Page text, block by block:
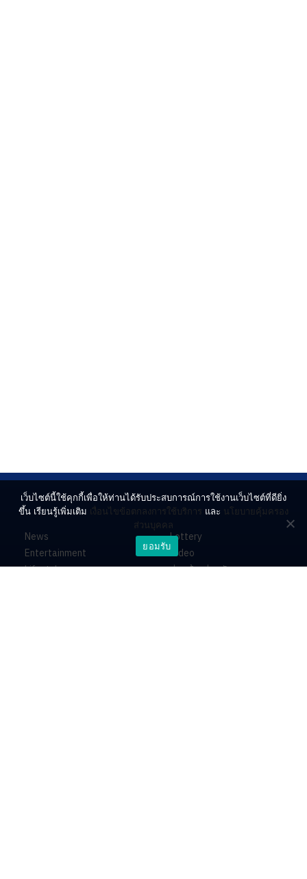
News
Entertainment
Lifestyle
Lottery
Video
ร่วมด้วยช่วยกัน
เว็บไซต์นี้ใช้คุกกี้เพื่อให้ท่านได้รับประสบการณ์การใช้งานเว็บไซต์ที่ดียิ่ง
ขึ้น เรียนรู้เพิ่มเติม เงื่อนไขข้อตกลงการใช้บริการ และ นโยบายคุ้มครอง
ส่วนบุคคล
ยอมรับ